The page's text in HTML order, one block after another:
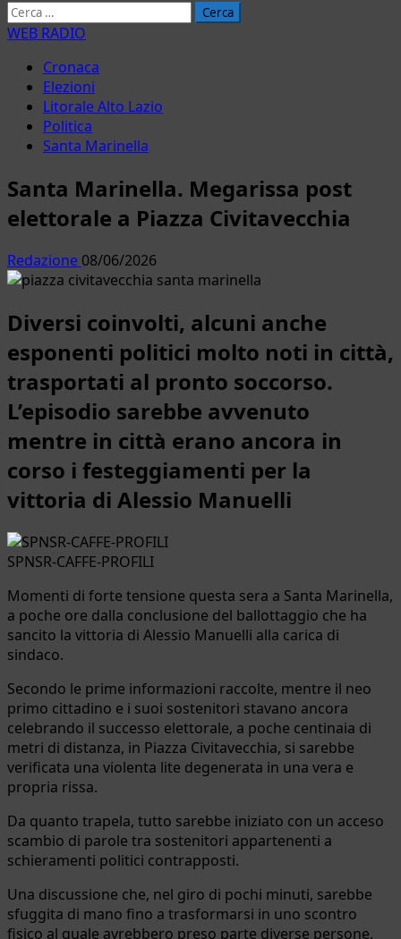
Ricerca
per:
WEB RADIO
Cronaca
Elezioni
Litorale Alto Lazio
Politica
Santa Marinella
Santa Marinella. Megarissa post
elettorale a Piazza Civitavecchia
Redazione 08/06/2026
Diversi coinvolti, alcuni anche
esponenti politici molto noti in città,
trasportati al pronto soccorso.
L’episodio sarebbe avvenuto
mentre in città erano ancora in
corso i festeggiamenti per la
vittoria di Alessio Manuelli
SPNSR-CAFFE-PROFILI
Momenti di forte tensione questa sera a Santa Marinella,
a poche ore dalla conclusione del ballottaggio che ha
sancito la vittoria di Alessio Manuelli alla carica di
sindaco.
Secondo le prime informazioni raccolte, mentre il neo
primo cittadino e i suoi sostenitori stavano ancora
celebrando il successo elettorale, a poche centinaia di
metri di distanza, in Piazza Civitavecchia, si sarebbe
verificata una violenta lite degenerata in una vera e
propria rissa.
Da quanto trapela, tutto sarebbe iniziato con un acceso
scambio di parole tra sostenitori appartenenti a
schieramenti politici contrapposti.
Una discussione che, nel giro di pochi minuti, sarebbe
sfuggita di mano fino a trasformarsi in uno scontro
fisico al quale avrebbero preso parte diverse persone.